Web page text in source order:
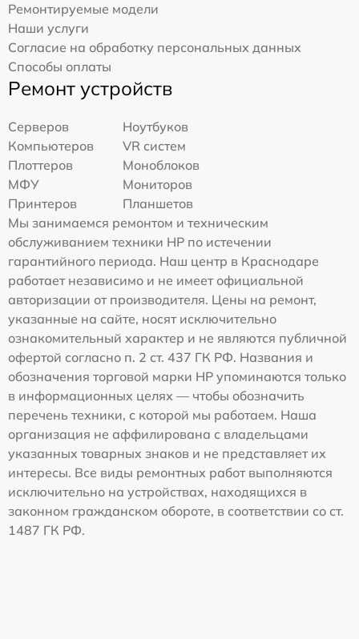
Ремонтируемые модели
Наши услуги
Согласие на обработку персональных данных
Способы оплаты
Ремонт устройств
Серверов
Ноутбуков
Компьютеров
VR систем
Плоттеров
Моноблоков
МФУ
Мониторов
Принтеров
Планшетов
Мы занимаемся ремонтом и техническим
обслуживанием техники HP по истечении
гарантийного периода. Наш центр в Краснодаре
работает независимо и не имеет официальной
авторизации от производителя. Цены на ремонт,
указанные на сайте, носят исключительно
ознакомительный характер и не являются публичной
офертой согласно п. 2 ст. 437 ГК РФ. Названия и
обозначения торговой марки HP упоминаются только
в информационных целях — чтобы обозначить
перечень техники, с которой мы работаем. Наша
организация не аффилирована с владельцами
указанных товарных знаков и не представляет их
интересы. Все виды ремонтных работ выполняются
исключительно на устройствах, находящихся в
законном гражданском обороте, в соответствии со ст.
1487 ГК РФ.